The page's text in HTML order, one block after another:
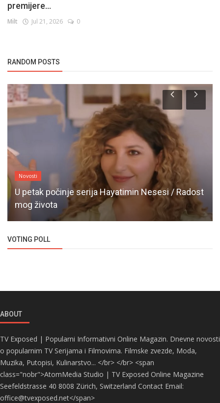
premijere...
Milt Jul 21, 2026 0
RANDOM POSTS
Novosti
U petak počinje serija Hayatimin Nesesi / Radost
mog života
VOTING POLL
ABOUT
TV Exposed | Popularni Informativni Online Magazin. Dnevne novosti
o popularnim TV Serijama i Filmovima. Filmske zvezde, Moda,
Muzika, Putopisi, Kulinarstvo... </br> </br> <span
class="nobr">AtomMedia Studio | TV Exposed Online Magazine
Seefeldstrasse 40 8008 Zürich, Switzerland Contact Email:
office@tvexposed.net</span>